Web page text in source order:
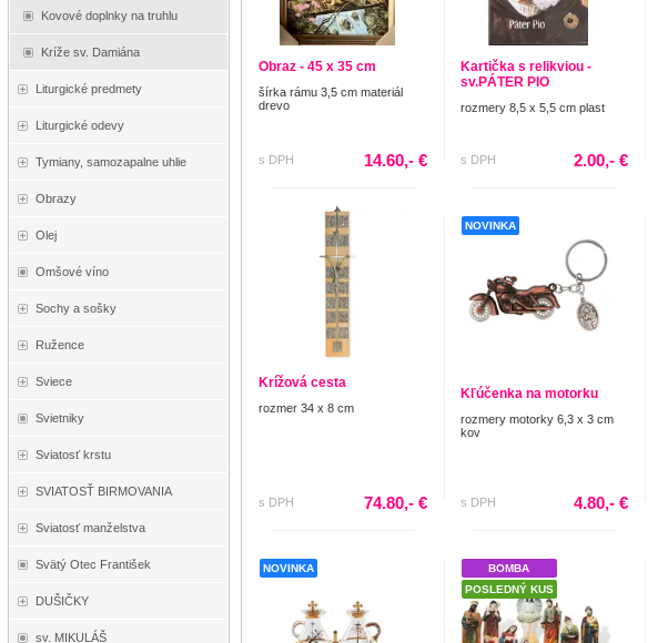
Kovové doplnky na truhlu
Kríže sv. Damiána
Liturgické predmety
Liturgické odevy
Tymiany, samozapalne uhlie
Obrazy
Olej
Omšové víno
Sochy a sošky
Ružence
Sviece
Svietniky
Sviatosť krstu
SVIATOSŤ BIRMOVANIA
Sviatosť manželstva
Svätý Otec František
DUŠIČKY
sv. MIKULÁŠ
Obraz - 45 x 35 cm
šírka rámu 3,5 cm materiál
drevo
s DPH 14.60,- €
Kartička s relikviou -
sv.PÁTER PIO
rozmery 8,5 x 5,5 cm plast
s DPH 2.00,- €
Krížová cesta
rozmer 34 x 8 cm
s DPH 74.80,- €
NOVINKA
Kľúčenka na motorku
rozmery motorky 6,3 x 3 cm
kov
s DPH 4.80,- €
NOVINKA
BOMBA
POSLEDNÝ KUS